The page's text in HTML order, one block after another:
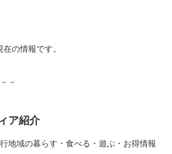
の情報です。
－
ア紹介
地域の暮らす・食べる・遊ぶ・お得情報